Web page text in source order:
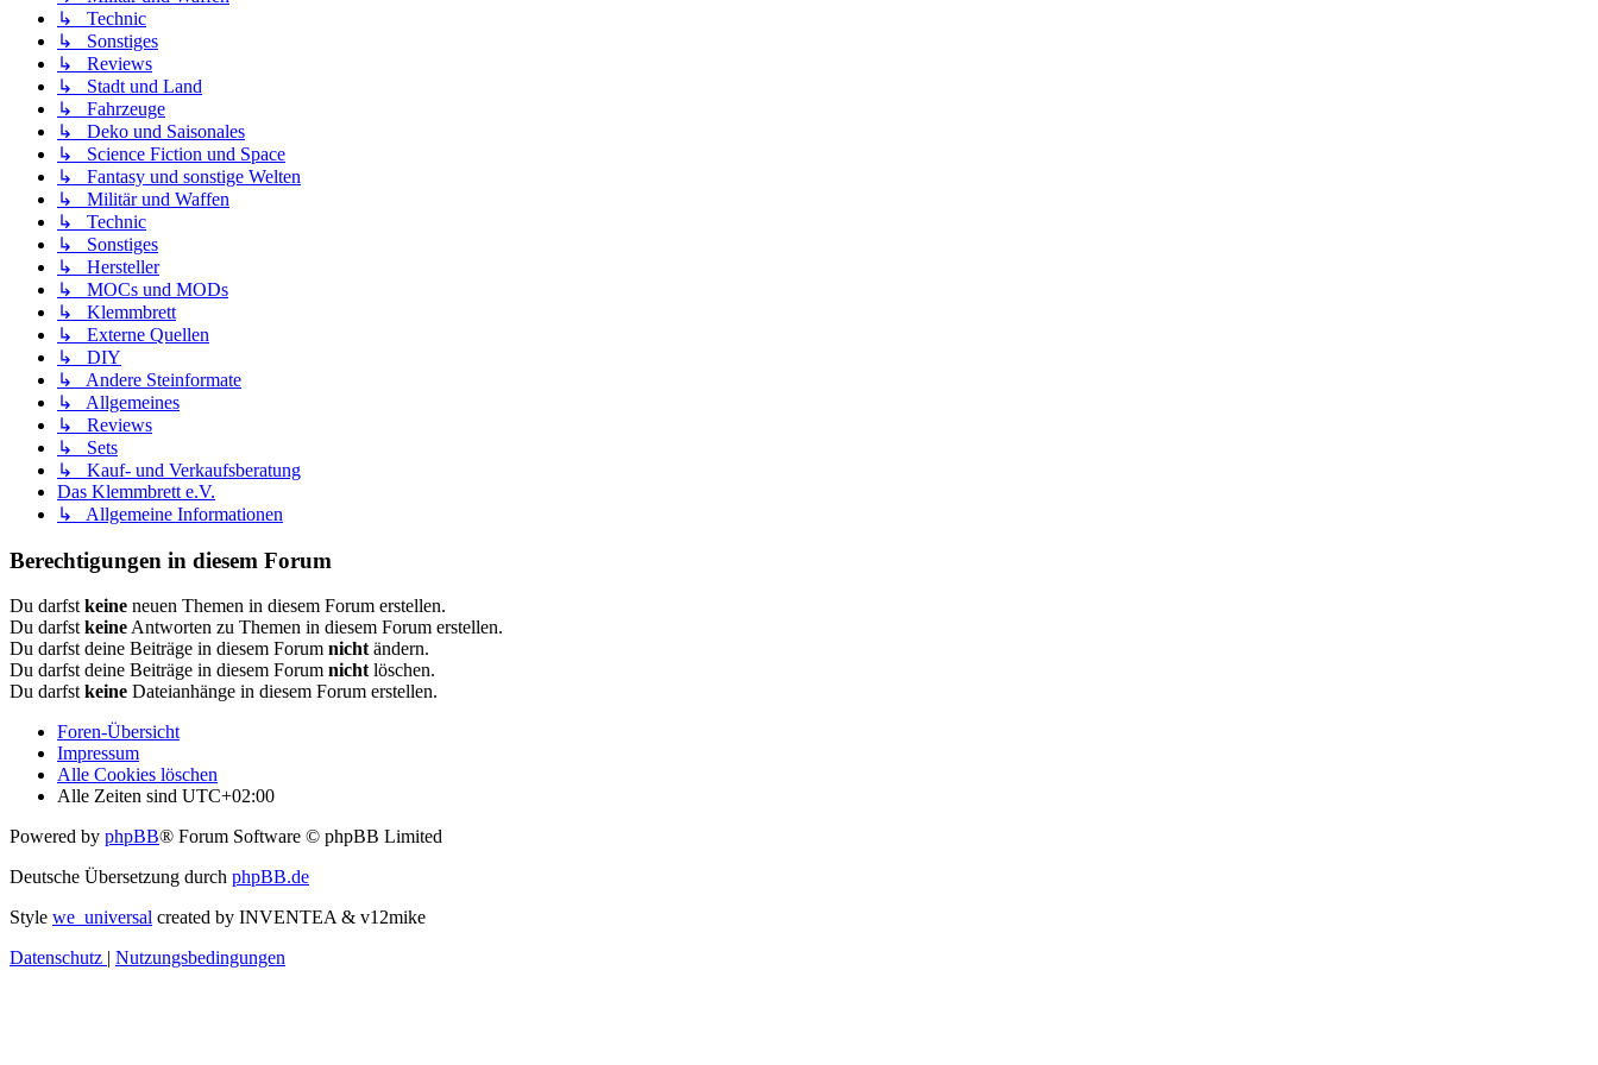
↳ Technic
↳ Sonstiges
↳ Reviews
↳ Stadt und Land
↳ Fahrzeuge
↳ Deko und Saisonales
↳ Science Fiction und Space
↳ Fantasy und sonstige Welten
↳ Militär und Waffen
↳ Technic
↳ Sonstiges
↳ Hersteller
↳ MOCs und MODs
↳ Klemmbrett
↳ Externe Quellen
↳ DIY
↳ Andere Steinformate
↳ Allgemeines
↳ Reviews
↳ Sets
↳ Kauf- und Verkaufsberatung
Das Klemmbrett e.V.
↳ Allgemeine Informationen
Berechtigungen in diesem Forum
Du darfst keine neuen Themen in diesem Forum erstellen.
Du darfst keine Antworten zu Themen in diesem Forum erstellen.
Du darfst deine Beiträge in diesem Forum nicht ändern.
Du darfst deine Beiträge in diesem Forum nicht löschen.
Du darfst keine Dateianhänge in diesem Forum erstellen.
Foren-Übersicht
Impressum
Alle Cookies löschen
Alle Zeiten sind UTC+02:00
Powered by phpBB® Forum Software © phpBB Limited
Deutsche Übersetzung durch phpBB.de
Style we_universal created by INVENTEA & v12mike
Datenschutz | Nutzungsbedingungen